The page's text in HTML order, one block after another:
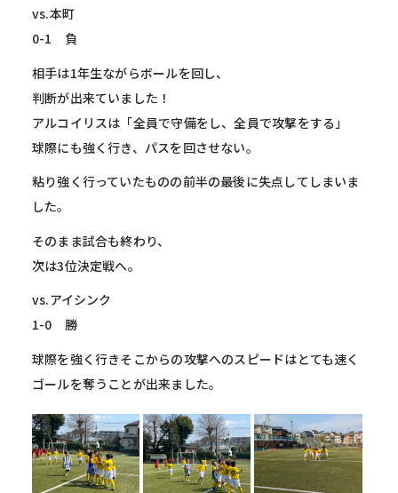
vs.本町
0-1 負
相手は1年生ながらボールを回し、
判断が出来ていました！
アルコイリスは「全員で守備をし、全員で攻撃をする」
球際にも強く行き、パスを回させない。
粘り強く行っていたものの前半の最後に失点してしまいま
した。
そのまま試合も終わり、
次は3位決定戦へ。
vs.アイシンク
1-0 勝
球際を強く行きそこからの攻撃へのスピードはとても速く
ゴールを奪うことが出来ました。